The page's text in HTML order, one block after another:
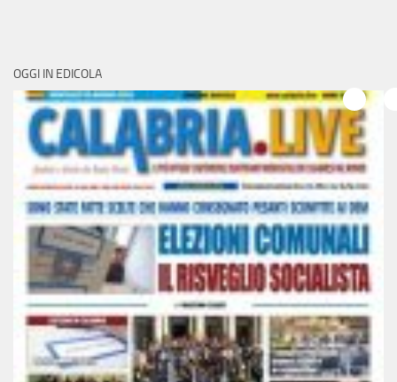
OGGI IN EDICOLA